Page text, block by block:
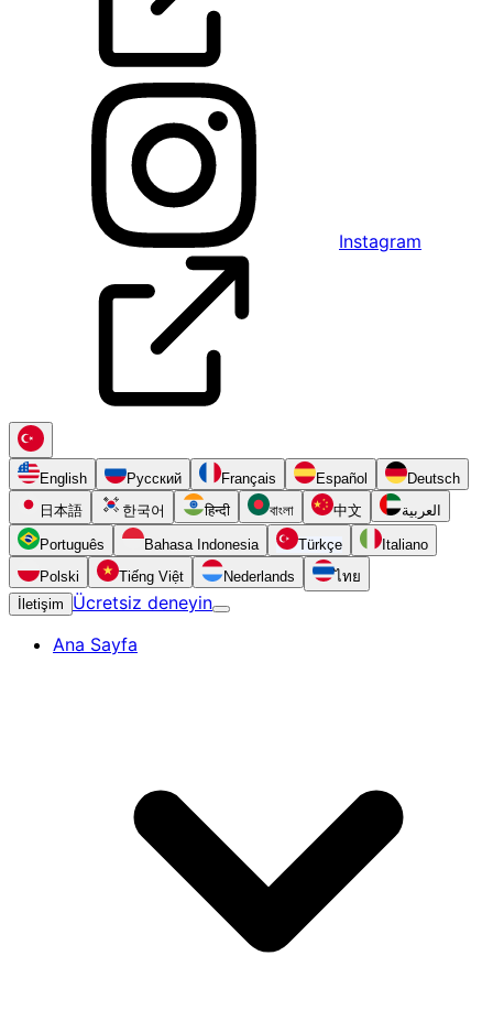
Instagram
English Русский Français Español
Deutsch
日本語
한국어 हिन्दी বাংলা 中文 العربية
Português Bahasa Indonesia Türkçe
Italiano
Polski
Tiếng Việt Nederlands
ไทย
İletişim
Ücretsiz deneyin
Ana Sayfa